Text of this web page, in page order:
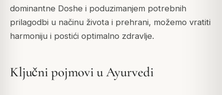
dominantne Doshe i poduzimanjem potrebnih
prilagodbi u načinu života i prehrani, možemo vratiti
harmoniju i postići optimalno zdravlje.
Ključni pojmovi u Ayurvedi